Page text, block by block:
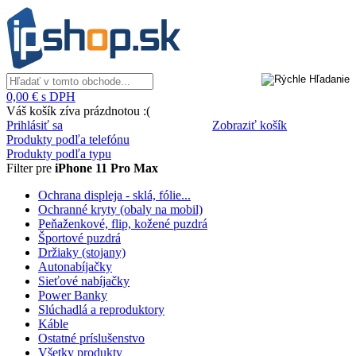
0,00 € s DPH
Váš košík zíva prázdnotou :(
Zobraziť košík
Prihlásiť sa
Produkty podľa telefónu
Produkty podľa typu
Filter pre iPhone 11 Pro Max
Ochrana displeja - sklá, fólie...
Ochranné kryty (obaly na mobil)
Peňaženkové, flip, kožené puzdrá
Športové puzdrá
Držiaky (stojany)
Autonabíjačky
Sieťové nabíjačky
Power Banky
Slúchadlá a reproduktory
Káble
Ostatné príslušenstvo
Všetky produkty